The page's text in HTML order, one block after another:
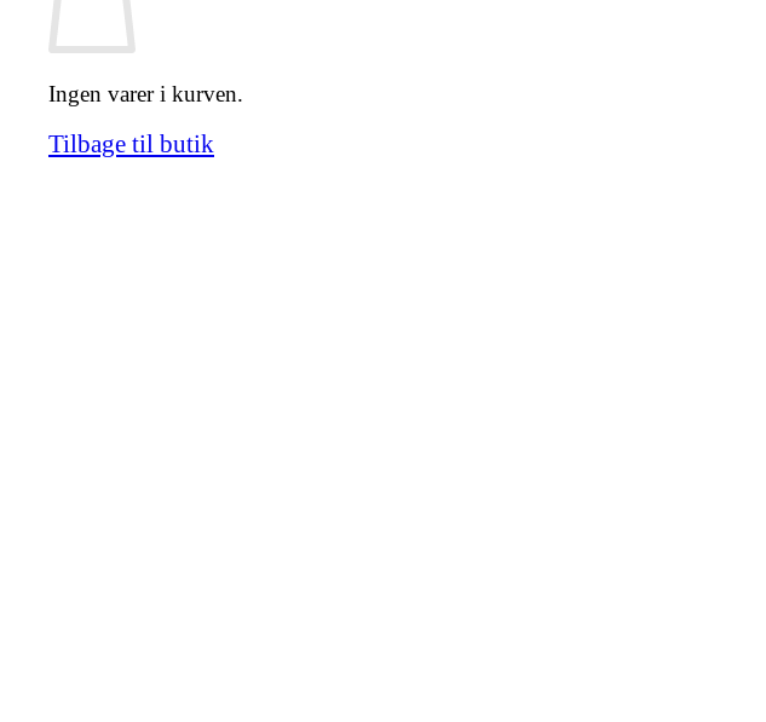
Ingen varer i kurven.
Tilbage til butik